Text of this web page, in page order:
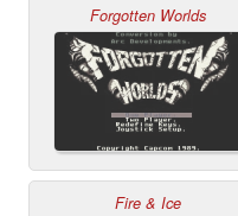
Forgotten Worlds
Fire & Ice